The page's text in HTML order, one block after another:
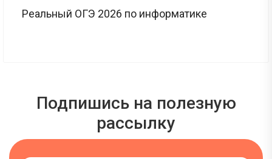
Реальный ОГЭ 2026 по информатике
Подпишись на полезную
рассылку